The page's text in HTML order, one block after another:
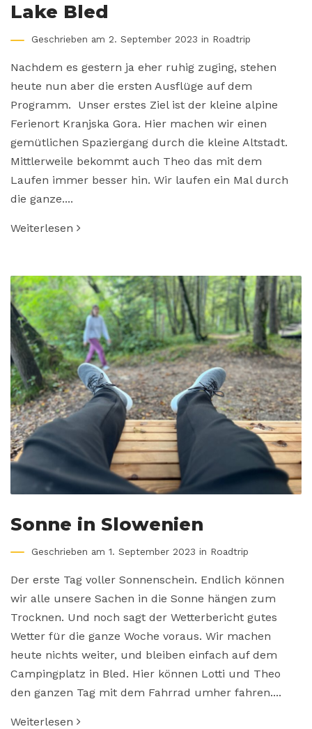
Lake Bled
Geschrieben am 2. September 2023 in Roadtrip
Nachdem es gestern ja eher ruhig zuging, stehen
heute nun aber die ersten Ausflüge auf dem
Programm. Unser erstes Ziel ist der kleine alpine
Ferienort Kranjska Gora. Hier machen wir einen
gemütlichen Spaziergang durch die kleine Altstadt.
Mittlerweile bekommt auch Theo das mit dem
Laufen immer besser hin. Wir laufen ein Mal durch
die ganze....
Weiterlesen
Sonne in Slowenien
Geschrieben am 1. September 2023 in Roadtrip
Der erste Tag voller Sonnenschein. Endlich können
wir alle unsere Sachen in die Sonne hängen zum
Trocknen. Und noch sagt der Wetterbericht gutes
Wetter für die ganze Woche voraus. Wir machen
heute nichts weiter, und bleiben einfach auf dem
Campingplatz in Bled. Hier können Lotti und Theo
den ganzen Tag mit dem Fahrrad umher fahren....
Weiterlesen